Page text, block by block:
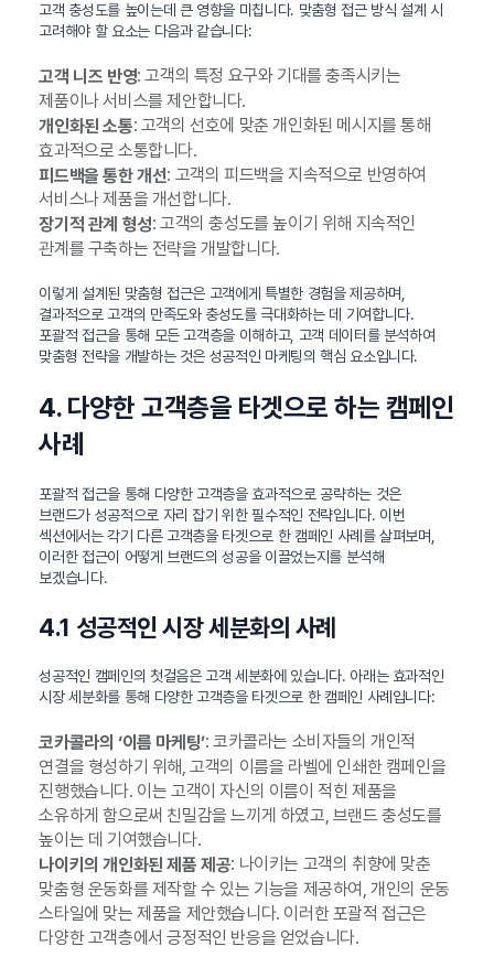
고객 충성도를 높이는데 큰 영향을 미칩니다. 맞춤형 접근 방식 설계 시
고려해야 할 요소는 다음과 같습니다:
고객 니즈 반영: 고객의 특정 요구와 기대를 충족시키는
제품이나 서비스를 제안합니다.
개인화된 소통: 고객의 선호에 맞춘 개인화된 메시지를 통해
효과적으로 소통합니다.
피드백을 통한 개선: 고객의 피드백을 지속적으로 반영하여
서비스나 제품을 개선합니다.
장기적 관계 형성: 고객의 충성도를 높이기 위해 지속적인
관계를 구축하는 전략을 개발합니다.
이렇게 설계된 맞춤형 접근은 고객에게 특별한 경험을 제공하며,
결과적으로 고객의 만족도와 충성도를 극대화하는 데 기여합니다.
포괄적 접근을 통해 모든 고객층을 이해하고, 고객 데이터를 분석하여
맞춤형 전략을 개발하는 것은 성공적인 마케팅의 핵심 요소입니다.
4. 다양한 고객층을 타겟으로 하는 캠페인
사례
포괄적 접근을 통해 다양한 고객층을 효과적으로 공략하는 것은
브랜드가 성공적으로 자리 잡기 위한 필수적인 전략입니다. 이번
섹션에서는 각기 다른 고객층을 타겟으로 한 캠페인 사례를 살펴보며,
이러한 접근이 어떻게 브랜드의 성공을 이끌었는지를 분석해
보겠습니다.
4.1 성공적인 시장 세분화의 사례
성공적인 캠페인의 첫걸음은 고객 세분화에 있습니다. 아래는 효과적인
시장 세분화를 통해 다양한 고객층을 타겟으로 한 캠페인 사례입니다:
코카콜라의 ‘이름 마케팅’: 코카콜라는 소비자들의 개인적
연결을 형성하기 위해, 고객의 이름을 라벨에 인쇄한 캠페인을
진행했습니다. 이는 고객이 자신의 이름이 적힌 제품을
소유하게 함으로써 친밀감을 느끼게 하였고, 브랜드 충성도를
높이는 데 기여했습니다.
나이키의 개인화된 제품 제공: 나이키는 고객의 취향에 맞춘
맞춤형 운동화를 제작할 수 있는 기능을 제공하여, 개인의 운동
스타일에 맞는 제품을 제안했습니다. 이러한 포괄적 접근은
다양한 고객층에서 긍정적인 반응을 얻었습니다.